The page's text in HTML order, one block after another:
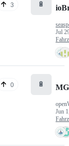
3 🔋
Jul
0 🔋
Jun